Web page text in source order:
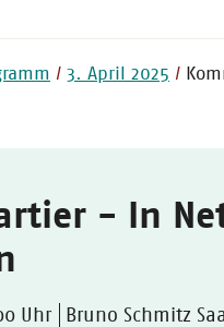
3. April 2025
- In
Uhr Bruno Schmitz Saal